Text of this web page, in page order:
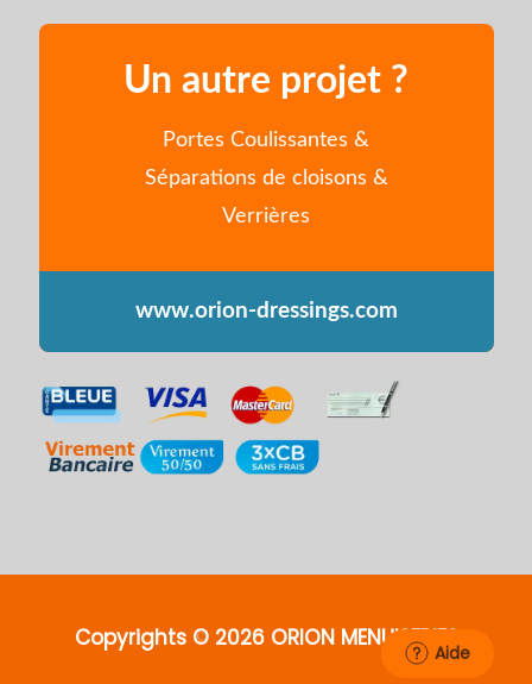
Aide
Un autre projet ?
Portes Coulissantes &
Séparations de cloisons &
Verrières
www.orion-dressings.com
Copyrights © 2026 ORION MENUISERIES